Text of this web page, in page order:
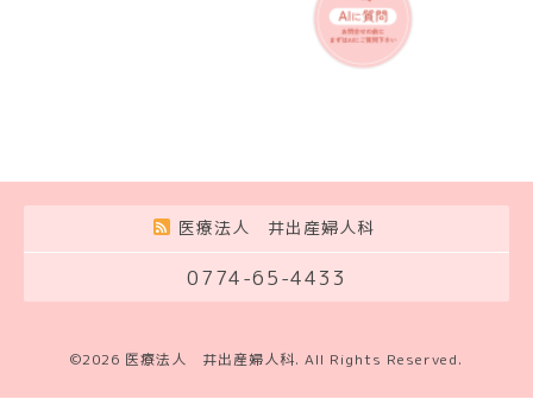
医療法人 井出産婦人科
0774-65-4433
©2026 医療法人 井出産婦人科. All Rights Reserved.